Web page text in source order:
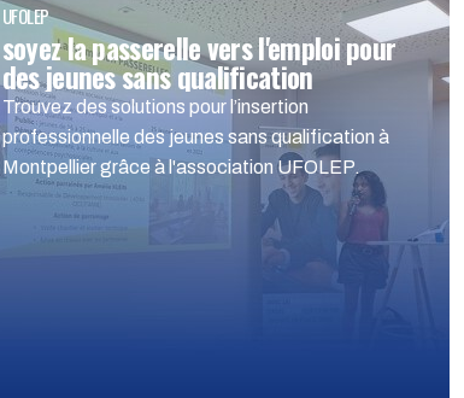
UFOLEP
soyez la passerelle vers l'emploi pour
des jeunes sans qualification
Trouvez des solutions pour l’insertion
professionnelle des jeunes sans qualification à
Montpellier grâce à l'association UFOLEP.